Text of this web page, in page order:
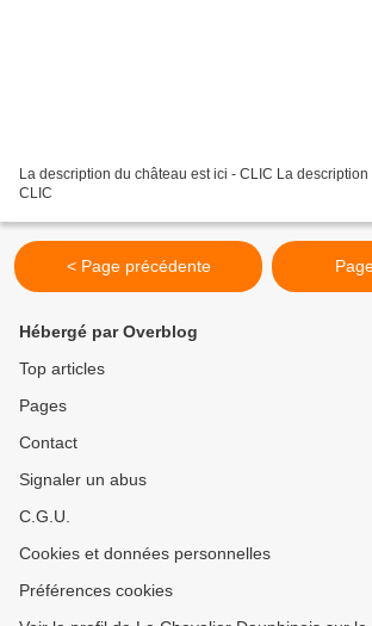
La description du château est ici - CLIC La
CLIC
< Page précédente
Hébergé par Overblog
Top articles
Pages
Contact
Signaler un abus
C.G.U.
Cookies et données personnelles
Préférences cookies